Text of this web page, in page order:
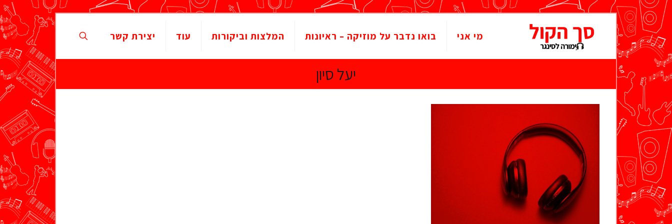
מי אני בואו נדבר על מוזיקה – ראיונות המלצות וביקורות עוד יצירת קשר
יעל סיון